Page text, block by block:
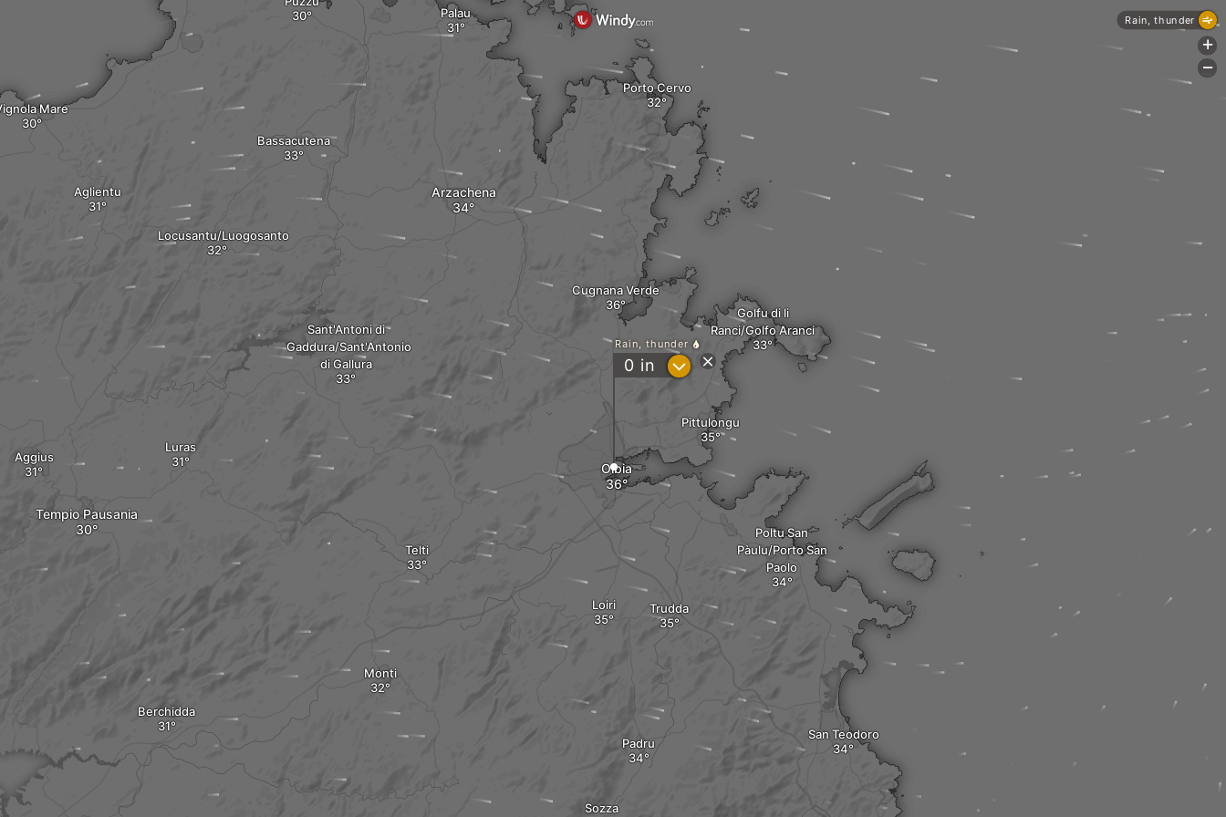
Telti
Pittulongu
Olbia
Poltu San
Pàulu/Porto San
Paolo
Arzachena
Cugnana Verde
Golfu di li
Ranci/Golfo Aranci
Monti
Sozza
Loiri
Padru
Trudda
Luras
Sant'Antoni di
Gaddura/Sant'Antonio
di Gallura
Locusantu/Luogosanto
Bassacutena
Berchidda
San Teodoro
Palau
Porto Cervo
Aggius
Tempio Pausania
Aglientu
Mare
Rain, thunder
0 in ?
Rain, thunder
+
-